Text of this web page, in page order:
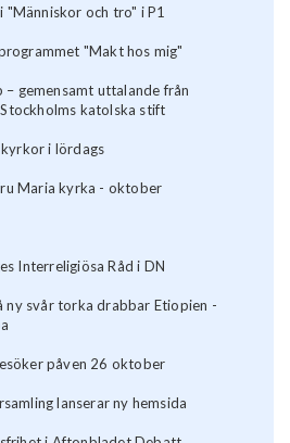
"Människor och tro" i P1
"Makt hos mig"
– gemensamt uttalande från
katolska stift
kyrkor i lördags
Maria kyrka - oktober
Interreligiösa Råd i DN
ny svår torka drabbar Etiopien -
påven 26 oktober
lanserar ny hemsida